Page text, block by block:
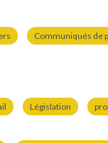
Communiqués de
Législation